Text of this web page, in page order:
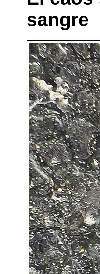
sangre